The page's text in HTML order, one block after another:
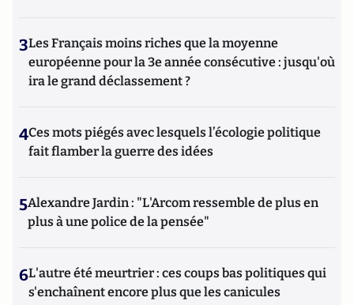
3Les Français moins riches que la moyenne
européenne pour la 3e année consécutive : jusqu'où
ira le grand déclassement ?
4Ces mots piégés avec lesquels l’écologie politique
fait flamber la guerre des idées
5Alexandre Jardin : "L'Arcom ressemble de plus en
plus à une police de la pensée"
6L'autre été meurtrier : ces coups bas politiques qui
s'enchaînent encore plus que les canicules